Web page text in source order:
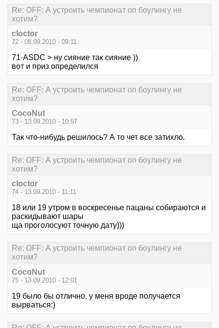
Re: OFF: А устроить чемпионат оп боулингу не
хотим?
cloctor
72 - 08.09.2010 - 09:11
71-ASDC > ну сияние так сияние ))
вот и приз определился
Re: OFF: А устроить чемпионат оп боулингу не
хотим?
CocoNut
73 - 13.09.2010 - 10:57
Так что-нибудь решилось? А то чет все затихло.
Re: OFF: А устроить чемпионат оп боулингу не
хотим?
cloctor
74 - 13.09.2010 - 11:11
18 или 19 утром в воскресенье пацаны собираются и
раскидывают шары
ща проголосуют точную дату)))
Re: OFF: А устроить чемпионат оп боулингу не
хотим?
CocoNut
75 - 13.09.2010 - 12:01
19 было бы отлично, у меня вроде получается
вырваться:)